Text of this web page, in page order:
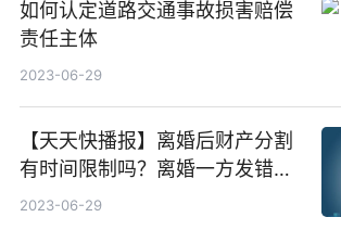
如何认定道路交通事故损害赔偿
责任主体
2023-06-29
【天天快播报】离婚后财产分割
有时间限制吗？离婚一方发错，
赔偿需要什么证据？
2023-06-29